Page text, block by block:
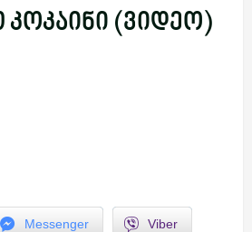
(ვიდეო)
Messenger Viber